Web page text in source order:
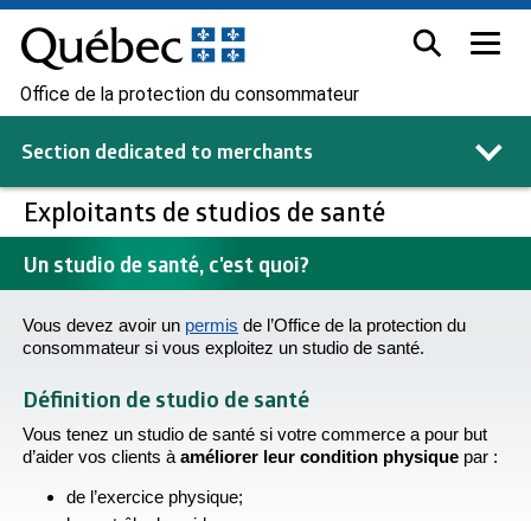
Office de la protection du consommateur
Section dedicated to merchants
Exploitants de studios de santé
Un studio de santé, c'est quoi?
Vous devez avoir un permis de l’Office de la protection du
consommateur si vous exploitez un studio de santé.
Définition de studio de santé
Vous tenez un studio de santé si votre commerce a pour but
d’aider vos clients à améliorer leur condition physique par :
de l’exercice physique;